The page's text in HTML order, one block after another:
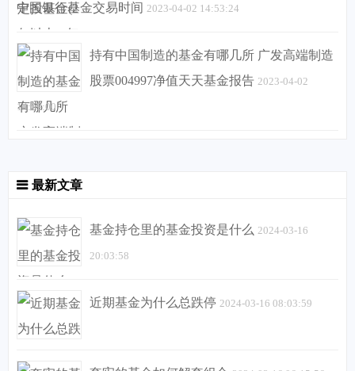
中国银行基金交易时间 2023-04-02 14:53:24
持有中国制造的基金有哪几所 广发高端制造
股票004997净值天天基金报告 2023-04-02
14:59:00
最新文章
基金持仓里的基金投资是什么 2024-03-16
20:03:58
近期基金为什么总跌停 2024-03-16 08:03:59